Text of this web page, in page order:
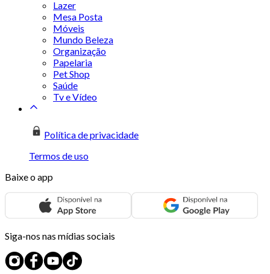
Lazer
Mesa Posta
Móveis
Mundo Beleza
Organização
Papelaria
Pet Shop
Saúde
Tv e Vídeo
Política de privacidade
Termos de uso
Baixe o app
Siga-nos nas mídias sociais